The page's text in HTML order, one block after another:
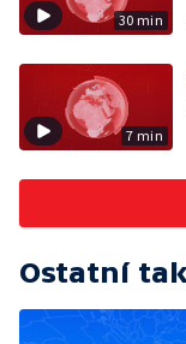
30 min
7 min
Ostatní